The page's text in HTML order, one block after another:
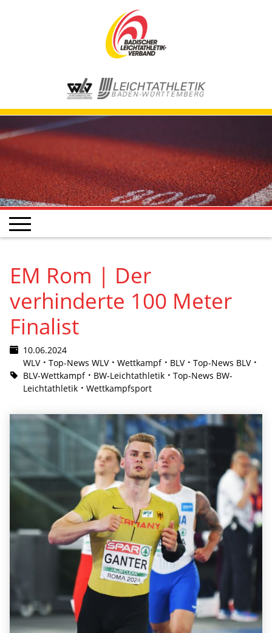
EM Rom | Der
verhinderte 100 Meter
Finalist
10.06.2024
WLV
Top-News WLV Wettkampf BLV
Top-News BLV
BLV-Wettkampf
BW-Leichtathletik
Top-News BW-
Leichtathletik
Wettkampfsport